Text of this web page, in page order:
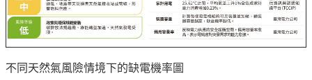
不同天然氣風險情境下的缺電機率圖